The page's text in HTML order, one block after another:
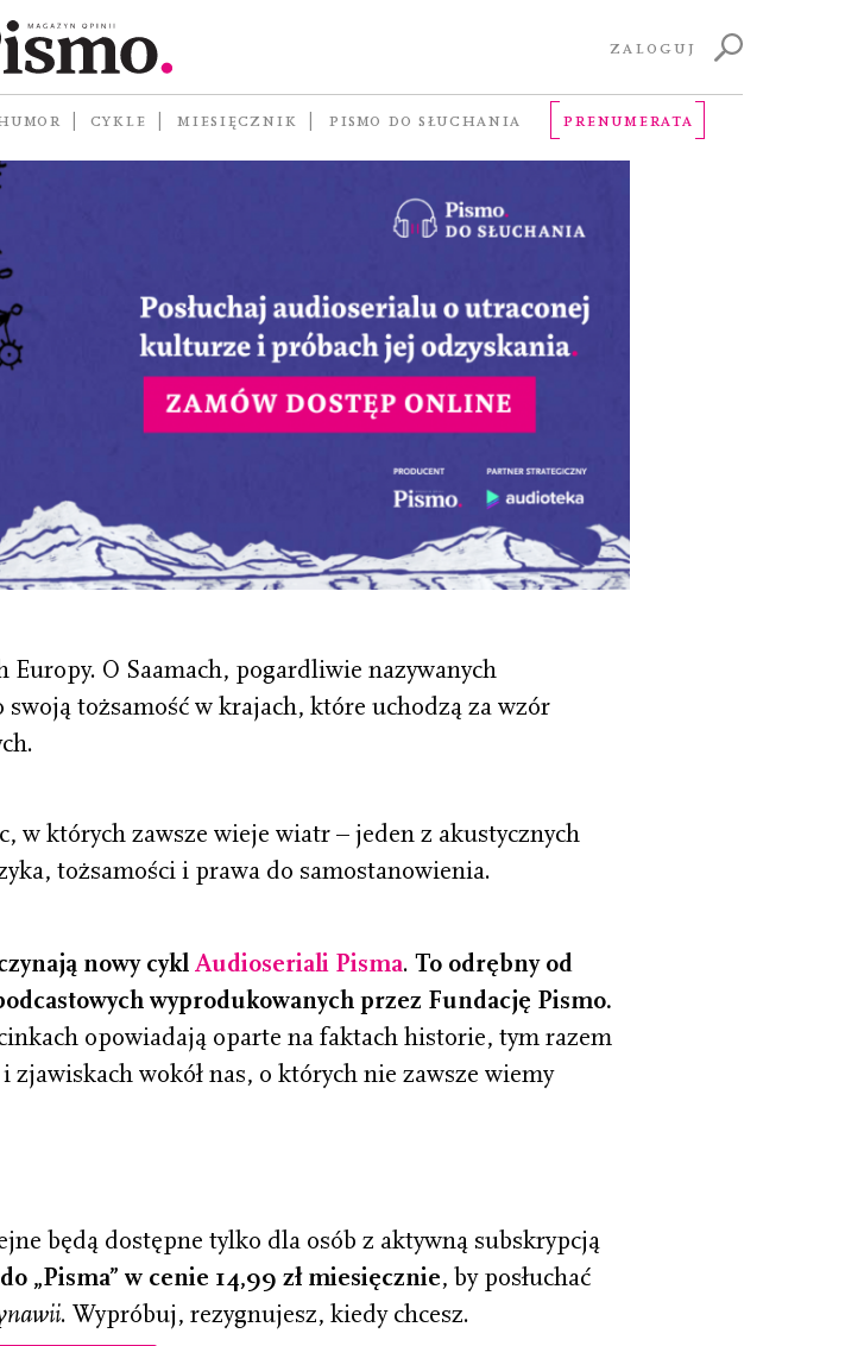
ZALOGUJ
CYKLE MIESIĘCZNIK PISMO DO SŁUCHANIA PRENUMERATA
Skandynawii
Europy. O Saamach, pogardliwie nazywanych
swoją tożsamość w krajach, które uchodzą za wzór
których zawsze wieje wiatr – jeden z akustycznych
tożsamości i prawa do samostanowienia.
nowy cyklAudioseriali Pisma. To odrębny od
wyprodukowanych przez Fundację Pismo.
opowiadają oparte na faktach historie, tym razem
wokół nas, o których nie zawsze wiemy
będą dostępne tylko dla osób z aktywną subskrypcją
„Pisma” w cenie 14,99 zł miesięcznie, by posłuchać
. Wypróbuj, rezygnujesz, kiedy chcesz.